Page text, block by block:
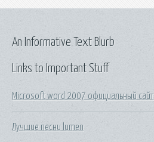
Links to Important Stuff
Microsoft word 2007 официальный сайт
Лучшие песни lumen
An Informative Text Blurb